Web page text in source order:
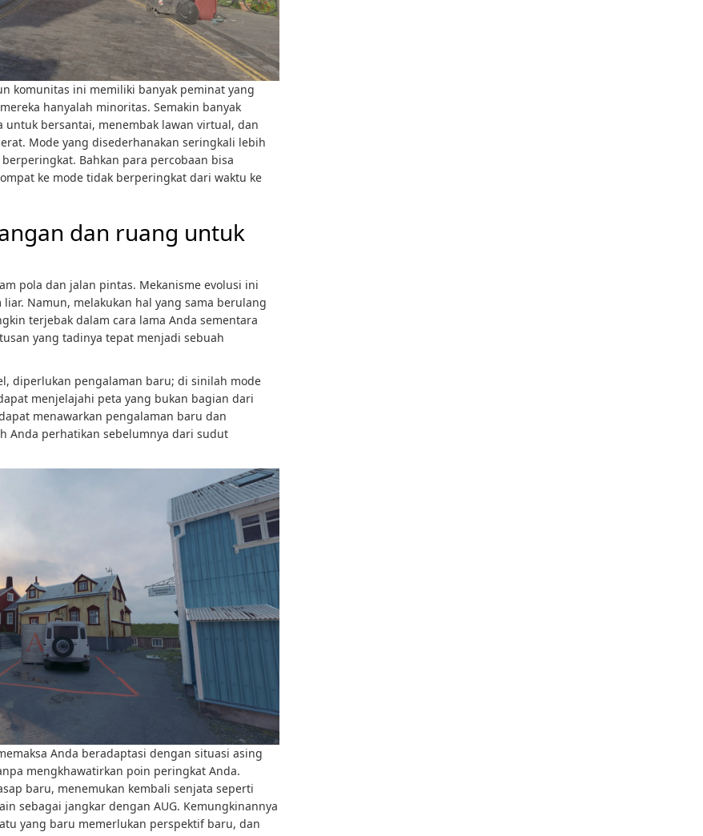
komunitas ini memiliki banyak peminat yang
hanyalah minoritas. Semakin banyak
untuk bersantai, menembak lawan virtual, dan
Mode yang disederhanakan seringkali lebih
Bahkan para percobaan bisa
ke mode tidak berperingkat dari waktu ke
dan ruang untuk
pola dan jalan pintas. Mekanisme evolusi ini
Namun, melakukan hal yang sama berulang
terjebak dalam cara lama Anda sementara
yang tadinya tepat menjadi sebuah
diperlukan pengalaman baru; di sinilah mode
menjelajahi peta yang bukan bagian dari
menawarkan pengalaman baru dan
Anda perhatikan sebelumnya dari sudut
Anda beradaptasi dengan situasi asing
mengkhawatirkan poin peringkat Anda.
baru, menemukan kembali senjata seperti
sebagai jangkar dengan AUG. Kemungkinannya
yang baru memerlukan perspektif baru, dan